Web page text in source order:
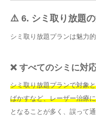
⚠️ 6. シミ取り放題
シミ取り放題プランは魅力
❌ すべてのシミに対
シミ取り放題プランで対象
ばかすなど、レーザー治療
となることが多く、誤って